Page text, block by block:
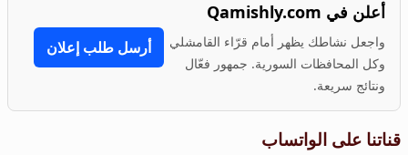
أعلن في Qamishly.com
واجعل نشاطك يظهر أمام قرّاء القامشلي
وكل المحافظات السورية. جمهور فعّال
ونتائج سريعة.
أرسل طلب إعلان
قناتنا على الواتساب